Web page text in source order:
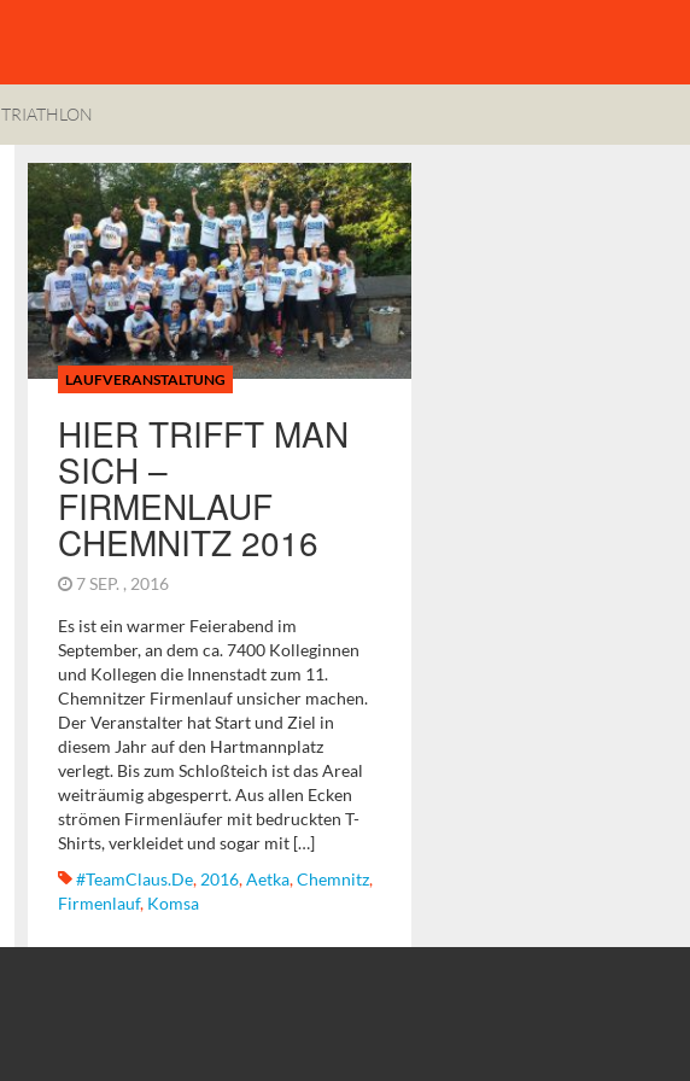
TRIATHLON
LAUFVERANSTALTUNG
HIER TRIFFT MAN
SICH –
FIRMENLAUF
CHEMNITZ 2016
7 SEP. , 2016
Es ist ein warmer Feierabend im
September, an dem ca. 7400 Kolleginnen
und Kollegen die Innenstadt zum 11.
Chemnitzer Firmenlauf unsicher machen.
Der Veranstalter hat Start und Ziel in
diesem Jahr auf den Hartmannplatz
verlegt. Bis zum Schloßteich ist das Areal
weiträumig abgesperrt. Aus allen Ecken
strömen Firmenläufer mit bedruckten T-
Shirts, verkleidet und sogar mit […]
#TeamClaus.de, 2016,Aetka,Chemnitz,
Firmenlauf, Komsa